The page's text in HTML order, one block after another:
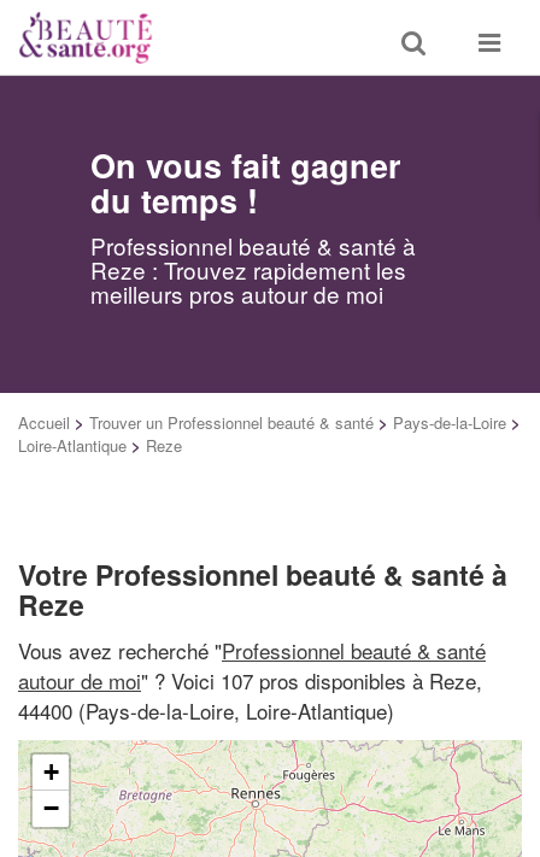
Toggle
search
Toggle
On vous fait gagner
du temps !
Professionnel beauté & santé à
Reze : Trouvez rapidement les
meilleurs pros autour de moi
Accueil > Trouver un Professionnel beauté & santé > Pays-de-la-Loire >
Loire-Atlantique > Reze
Votre Professionnel beauté & santé à
Reze
Vous avez recherché "Professionnel beauté & santé
autour de moi" ? Voici 107 pros disponibles à Reze,
44400 (Pays-de-la-Loire, Loire-Atlantique)
+
−